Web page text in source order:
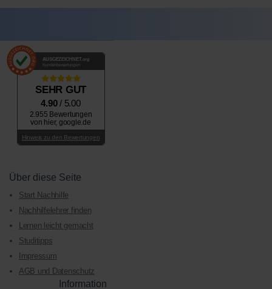
AUSGEZEICHNET .org
Kundenbewertungen
SEHR GUT
4.90/ 5.00
2.955 Bewertungen
von hier, google.de
Hinweis zu den Bewertungen
Über diese Seite
Start Nachhilfe
Nachhilfelehrer finden
Lernen leicht gemacht
Studitipps
Impressum
AGB und Datenschutz
Information